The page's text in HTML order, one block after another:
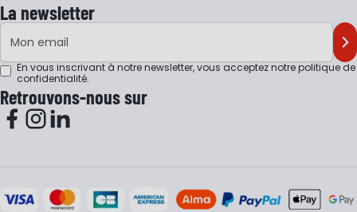
La newsletter
Adresse e-mail
En vous inscrivant à notre newsletter, vous acceptez notrepolitique de
confidentialité.
Retrouvons-nous sur